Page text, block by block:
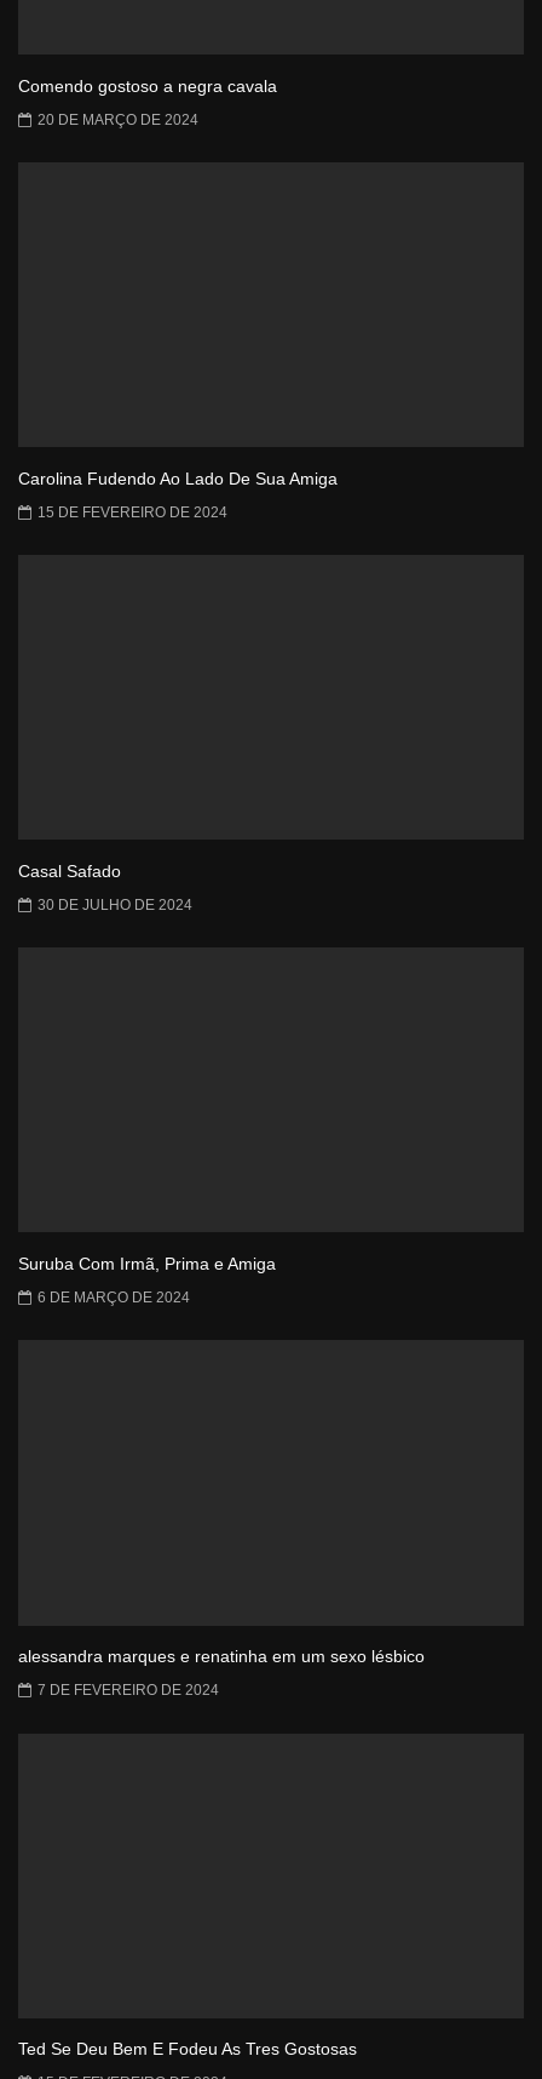
Comendo gostoso a negra cavala
20 DE MARÇO DE 2024
Carolina Fudendo Ao Lado De Sua Amiga
15 DE FEVEREIRO DE 2024
Casal Safado
30 DE JULHO DE 2024
Suruba Com Irmã, Prima e Amiga
6 DE MARÇO DE 2024
alessandra marques e renatinha em um sexo lésbico
7 DE FEVEREIRO DE 2024
Ted Se Deu Bem E Fodeu As Tres Gostosas